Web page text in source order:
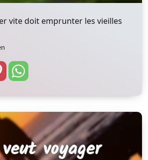
vite doit emprunter les vieilles